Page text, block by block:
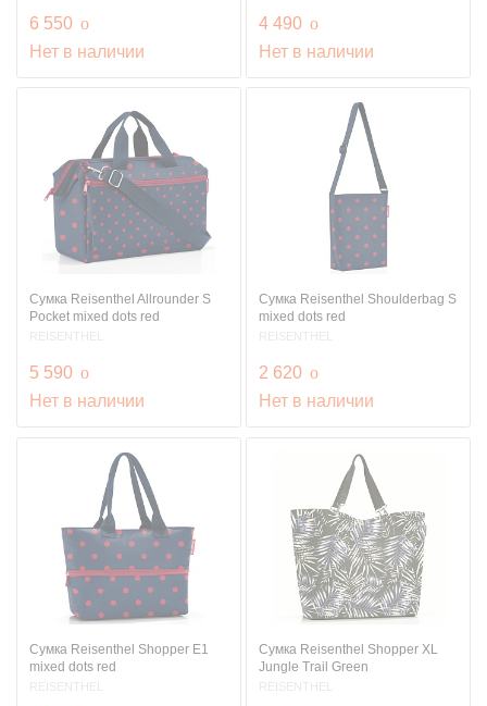
6 550 руб.
o
Нет в наличии
4 490 руб.
o
Нет в наличии
Сумка Reisenthel Allrounder S
Pocket mixed dots red
REISENTHEL
5 590 руб.
o
Нет в наличии
Сумка Reisenthel Shoulderbag S
mixed dots red
REISENTHEL
2 620 руб.
o
Нет в наличии
Сумка Reisenthel Shopper E1
mixed dots red
REISENTHEL
Сумка Reisenthel Shopper XL
Jungle Trail Green
REISENTHEL